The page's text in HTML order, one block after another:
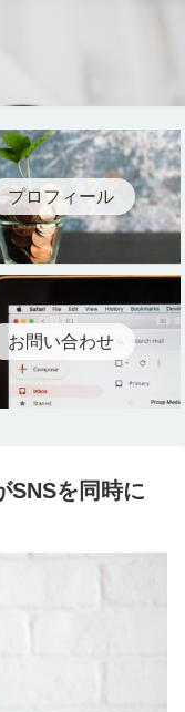
プロフィール
お問い合わせ
SNSを同時に